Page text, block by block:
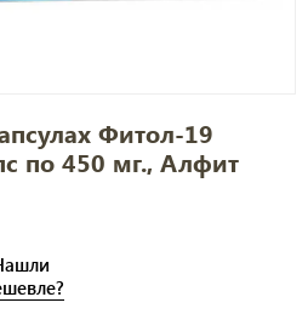
Фитол-19
по 450 мг., Алфит